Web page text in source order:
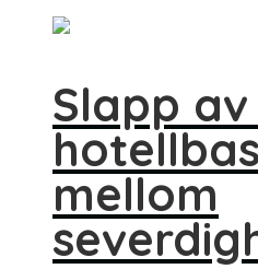
Slapp
mellom